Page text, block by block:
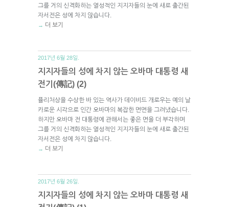
그를 거의 신격화하는 열성적인 지지자들의 눈에 새로 출간된
자서전은 성에 차지 않습니다.
→ 더 보기
2017년 6월 28일.
지지자들의 성에 차지 않는 오바마 대통령 새
전기(傳記) (2)
퓰리처상을 수상한 바 있는 역사가 데이비드 개로우는 예의 날
카로운 시각으로 인간 오바마의 복잡한 면면을 그려냈습니다.
하지만 오바마 전 대통령에 관해서는 좋은 면을 더 부각하며
그를 거의 신격화하는 열성적인 지지자들의 눈에 새로 출간된
자서전은 성에 차지 않습니다.
→ 더 보기
2017년 6월 26일.
지지자들의 성에 차지 않는 오바마 대통령 새